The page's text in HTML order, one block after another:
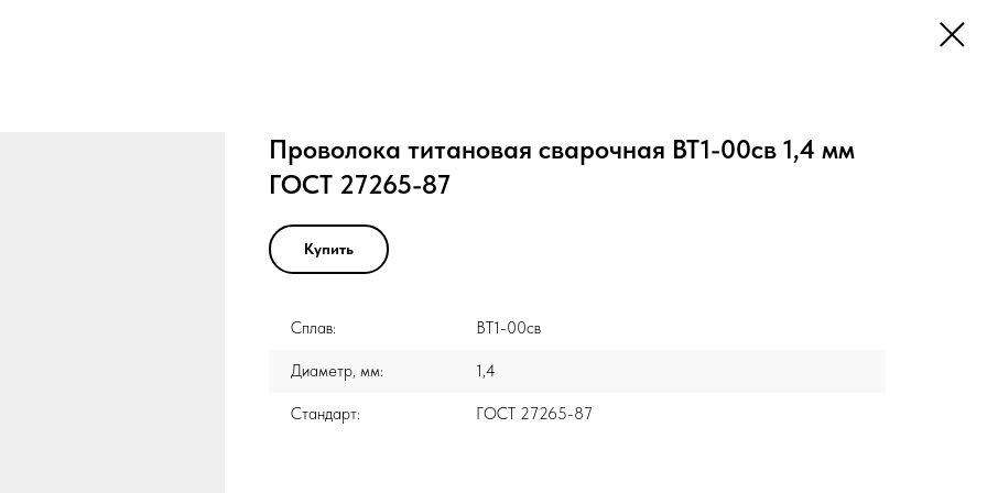
Проволока титановая сварочная ВТ1-00св 1,4 мм
ГОСТ 27265-87
Купить
Сплав: ВТ1-00св
Диаметр, мм: 1,4
Стандарт: ГОСТ 27265-87